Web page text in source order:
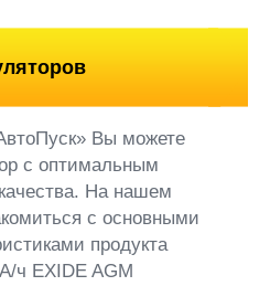
Вы можете
с оптимальным
На нашем
с основными
продукта
ч EXIDE AGM